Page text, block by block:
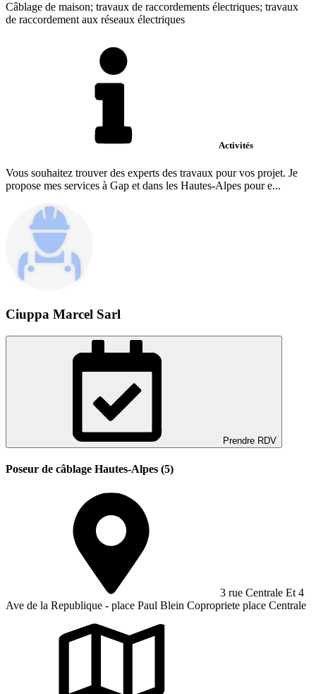
Câblage de maison; travaux de raccordements électriques; travaux
de raccordement aux réseaux électriques
Activités
Vous souhaitez trouver des experts des travaux pour vos projet. Je
propose mes services à Gap et dans les Hautes-Alpes pour e...
Ciuppa Marcel Sarl
Prendre RDV
Poseur de câblage Hautes-Alpes (5)
3 rue Centrale Et 4
Ave de la Republique - place Paul Blein Copropriete place Centrale